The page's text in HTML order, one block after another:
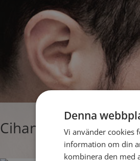
Cihan, singelman
Denna
Vi använder cookies
information om din
kombinera den med